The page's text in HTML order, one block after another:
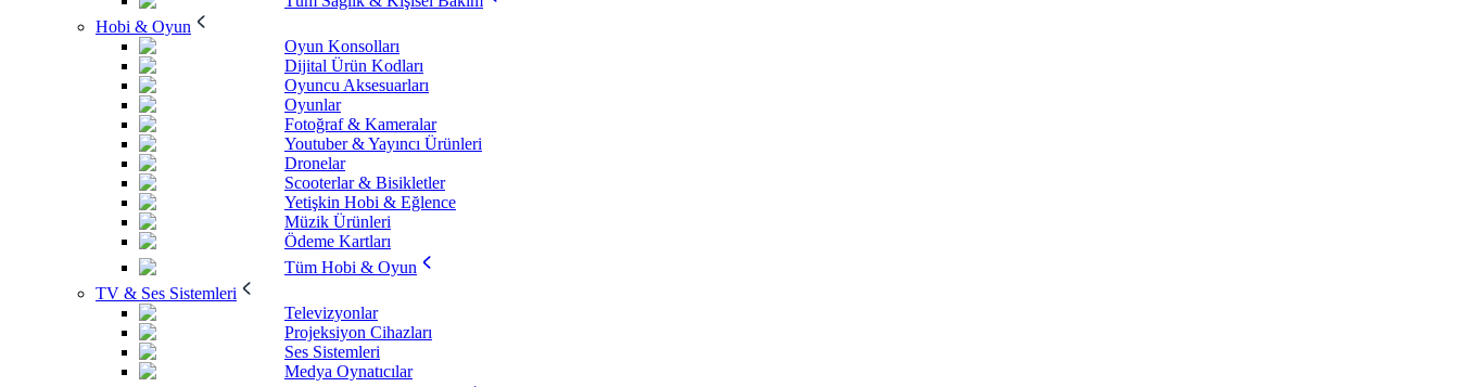
Hobi & Oyun
Oyun Konsolları
Dijital Ürün Kodları
Oyuncu Aksesuarları
Oyunlar
Fotoğraf & Kameralar
Youtuber & Yayıncı Ürünleri
Dronelar
Scooterlar & Bisikletler
Yetişkin Hobi & Eğlence
Müzik Ürünleri
Ödeme Kartları
Tüm Hobi & Oyun
TV & Ses Sistemleri
Televizyonlar
Projeksiyon Cihazları
Ses Sistemleri
Medya Oynatıcılar